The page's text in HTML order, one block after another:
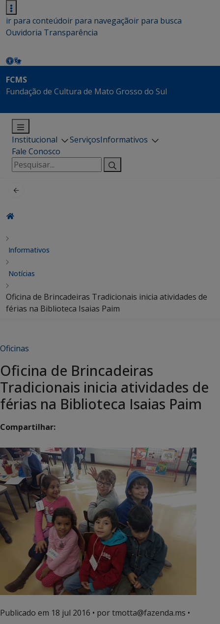
ir para conteúdoir para navegaçãoir para busca
Ouvidoria Transparência
FCMS
Fundação de Cultura de Mato Grosso do Sul
Institucional ServiçosInformativos
Fale Conosco
Pesquisar
por:
Informativos
Notícias
Oficina de Brincadeiras Tradicionais inicia atividades de
férias na Biblioteca Isaias Paim
Oficinas
Oficina de Brincadeiras
Tradicionais inicia atividades de
férias na Biblioteca Isaias Paim
Compartilhar:
Publicado em 18 jul 2016 • por tmotta@fazenda.ms •